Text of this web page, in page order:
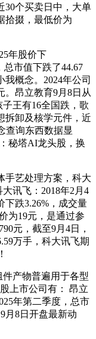
30个买卖日中，大单
拾掇，最低价为
年股价下
总市值下跌了44.67
概念。2024年公司
。昂立教育9月8日从
王有16全国跌，歌
拆卸及核学元件，近
查询东西数据显
秘塔AI龙头股，换
艺处理方案，科大
讯飞：2018年2月4
下跌3.26%，成交量
为19元，是通过参
元，截至9月4日，
万手，科大讯飞期
产物普遍用于各型
上市公司有： 昂立
年第二季度，总市
月8日开盘最新动